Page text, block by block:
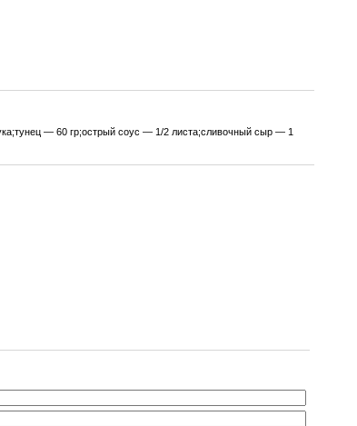
— 60 гр;острый соус — 1/2 листа;сливочный сыр — 1